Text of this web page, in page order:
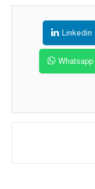
Linkedin
Whatsapp